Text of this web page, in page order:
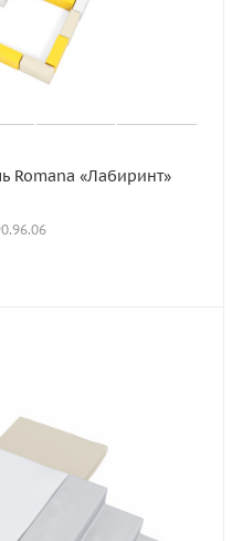
Romana «Лабиринт»